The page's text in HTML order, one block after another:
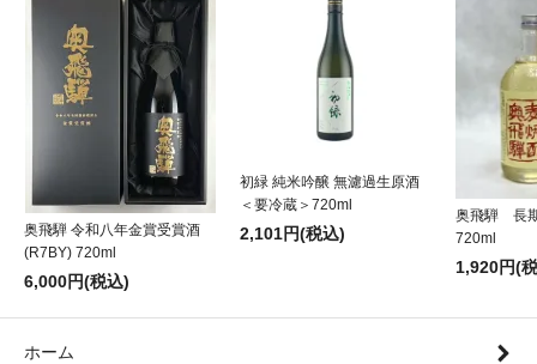
奥飛騨 令和八年金賞受賞酒
(R7BY) 720ml
6,000円(税込)
初緑 純米吟醸 無濾過生原酒
＜要冷蔵＞720ml
2,101円(税込)
奥飛騨 長
720ml
1,920円(
ホーム